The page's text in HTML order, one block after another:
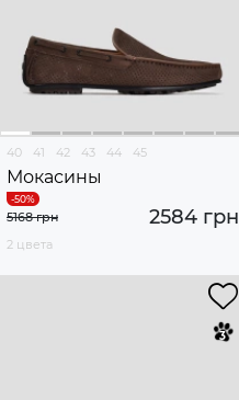
40 41 42 43 44 45
Мокасины
2584 грн
5168 грн
2 цвета